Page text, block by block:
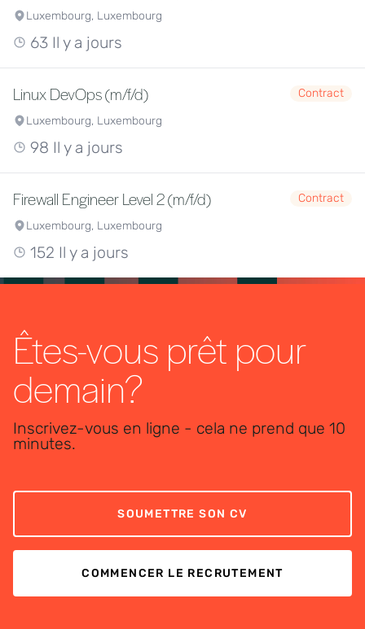
Luxembourg, Luxembourg
63 Il y a jours
Linux DevOps (m/f/d)
Contract
Luxembourg, Luxembourg
98 Il y a jours
Firewall Engineer Level 2 (m/f/d)
Contract
Luxembourg, Luxembourg
152 Il y a jours
Êtes-vous prêt pour
demain?
Inscrivez-vous en ligne - cela ne prend que 10
minutes.
SOUMETTRE SON CV
COMMENCER LE RECRUTEMENT